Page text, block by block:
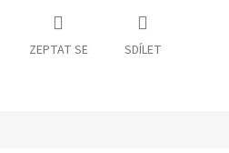
ZEPTAT SE SDÍLET